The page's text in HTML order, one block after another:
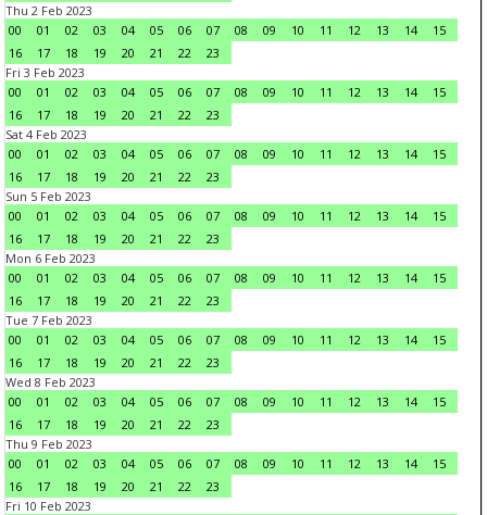
Thu 2 Feb 2023
00
01 02 03 04 05 06 07 08 09 10 11 12 13 14
15
16
17 18 19 20 21 22
23
Fri 3 Feb 2023
00
01 02 03 04 05 06 07 08 09 10 11 12 13 14
15
16
17 18 19 20 21 22
23
Sat 4 Feb 2023
00
01 02 03 04 05 06 07 08 09 10 11 12 13 14
15
16
17 18 19 20 21 22
23
Sun 5 Feb 2023
00
01 02 03 04 05 06 07 08 09 10 11 12 13 14
15
16
17 18 19 20 21 22
23
Mon 6 Feb 2023
00
01 02 03 04 05 06 07 08 09 10 11 12 13 14
15
16
17 18 19 20 21 22
23
Tue 7 Feb 2023
00
01 02 03 04 05 06 07 08 09 10 11 12 13 14
15
16
17 18 19 20 21 22
23
Wed 8 Feb 2023
00
01 02 03 04 05 06 07 08 09 10 11 12 13 14
15
16
17 18 19 20 21 22
23
Thu 9 Feb 2023
00
01 02 03 04 05 06 07 08 09 10 11 12 13 14
15
16
17 18 19 20 21 22
23
Fri 10 Feb 2023